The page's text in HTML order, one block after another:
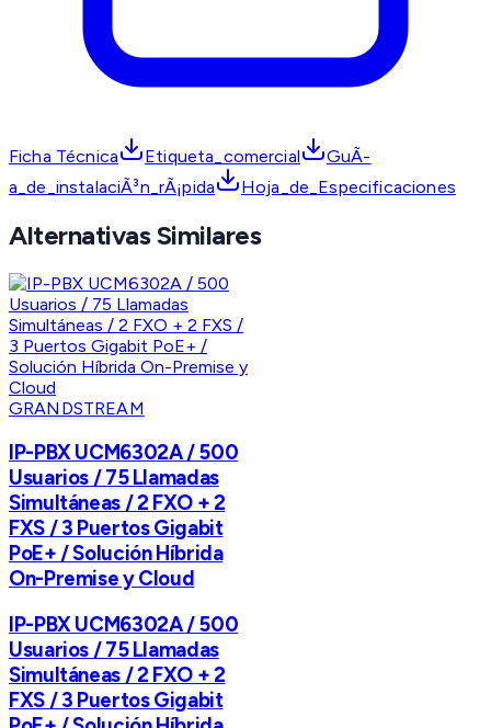
Ficha Técnica Etiqueta_comercial
GuÃ­
a_de_instalaciÃ³n_rÃ¡pida
Hoja_de_Especificaciones
Alternativas Similares
GRANDSTREAM
IP-PBX UCM6302A / 500
Usuarios / 75 Llamadas
Simultáneas / 2 FXO + 2
FXS / 3 Puertos Gigabit
PoE+ / Solución Híbrida
On-Premise y Cloud
IP-PBX UCM6302A / 500
Usuarios / 75 Llamadas
Simultáneas / 2 FXO + 2
FXS / 3 Puertos Gigabit